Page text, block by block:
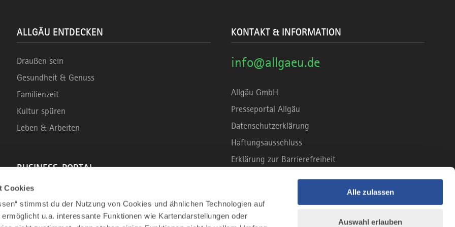
Cookies
stimmst du der Nutzung von Cookies und ähnlichen Technologien auf
u.a. interessante Funktionen wie Kartendarstellungen oder
Alle zulassen
Auswahl erlauben
ALLGÄU ENTDECKEN
Draußen sein
Gesundheit & Genuss
Familienzeit
Kultur spüren
Leben & Arbeiten
BUSINESS-PORTAL
Wirtschaftsstandort
KONTAKT & INFORMATION
info@allgaeu.de
Allgäu GmbH
Presseportal Allgäu
Datenschutzerklärung
Haftungsausschluss
Erklärung zur Barrierefreiheit